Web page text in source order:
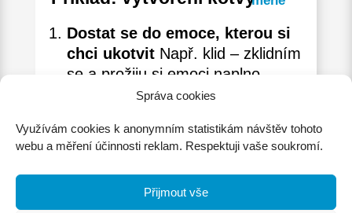
Správa cookies
Využívám cookies k anonymním statistikám návštěv tohoto
webu a měření účinnosti reklam. Respektuji vaše soukromí.
Přijmout vše
Dostat se do emoce, kterou si
chci ukotvitNapř. klid – zklidním
se a prožiju si emoci naplno.
Aplikovat unikátní spouštěč
např. se dotknu sám sebe nebo
udělám nějaký pohyb/gesto.
Změna emočního stavu (reset)
Dostanu se z té emoce ven,